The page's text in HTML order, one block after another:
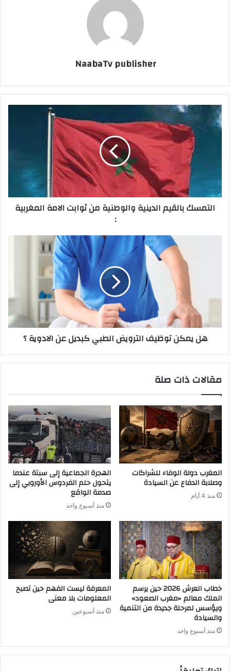
NaabaTv publisher
التمسك بالقيم الدينية والوطنية من ثوابت الامة المغربية
:
هل يمكن توظيف الترويض الطبي كبديل عن الادوية ؟
مقالات ذات صلة
المغرب دولة الوفاء للشراكات
وصلابة الدفاع عن السيادة
منذ 4 أيام
الهجرة الجماعية إلى سبتة عندما
يتحول حلم الفردوس الأوروبي إلى
صدمة الواقع
منذ أسبوع واحد
خطاب العرش 2026 حين يرسم
الملك معالم «مغرب الصعود»
ويؤسس لمرحلة جديدة من التنمية
والسيادة
منذ أسبوع واحد
المعرفة ليست الفهم حين تصبح
المعلومات بلا معنى
منذ أسبوعين